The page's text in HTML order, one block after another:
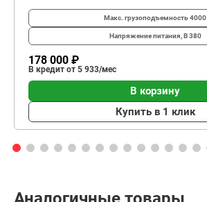
Макс. грузоподъемность4000
Напряжение питания, В380
178 000 ₽
В кредит от 5 933/мес
В корзину
Купить в 1 клик